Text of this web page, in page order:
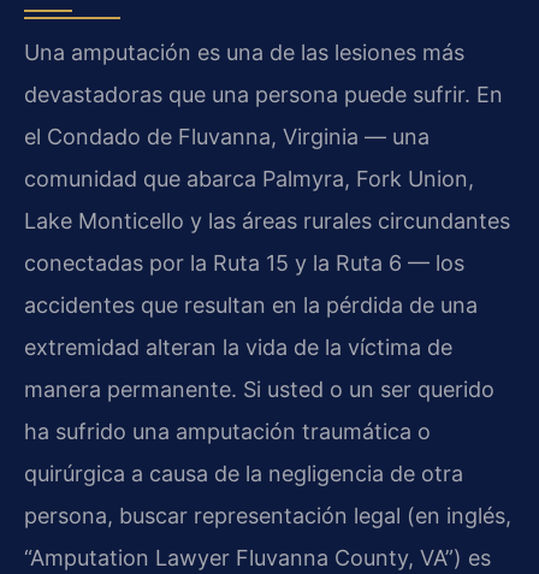
Una amputación es una de las lesiones más
devastadoras que una persona puede sufrir. En
el Condado de Fluvanna, Virginia — una
comunidad que abarca Palmyra, Fork Union,
Lake Monticello y las áreas rurales circundantes
conectadas por la Ruta 15 y la Ruta 6 — los
accidentes que resultan en la pérdida de una
extremidad alteran la vida de la víctima de
manera permanente. Si usted o un ser querido
ha sufrido una amputación traumática o
quirúrgica a causa de la negligencia de otra
persona, buscar representación legal (en inglés,
“Amputation Lawyer Fluvanna County, VA”) es